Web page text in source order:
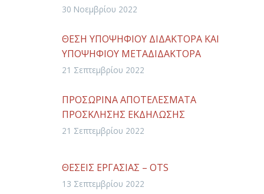
30 Νοεμβρίου 2022
ΘΕΣΗ ΥΠΟΨΗΦΙΟΥ ΔΙΔΑΚΤΟΡΑ ΚΑΙ
ΥΠΟΨΗΦΙΟΥ ΜΕΤΑΔΙΔΑΚΤΟΡΑ
21 Σεπτεμβρίου 2022
ΠΡΟΣΩΡΙΝΑ ΑΠΟΤΕΛΕΣΜΑΤΑ
ΠΡΟΣΚΛΗΣΗΣ ΕΚΔΗΛΩΣΗΣ
ΕΝΔΙΑΦΕΡΟΝΤΟΣ ΣΤΟ ΠΛΑΙΣΙΟ
ΣΕ ΝΕΟΥΣ ΕΠΙΣΤΗΜΟΝΕΣ ΚΑΤΟΧΟΥΣ
ΔΙΔΑΚΤΟΡΙΚΟΥ» 2022-2023
21 Σεπτεμβρίου 2022
ΘΕΣΕΙΣ ΕΡΓΑΣΙΑΣ – OTS
13 Σεπτεμβρίου 2022